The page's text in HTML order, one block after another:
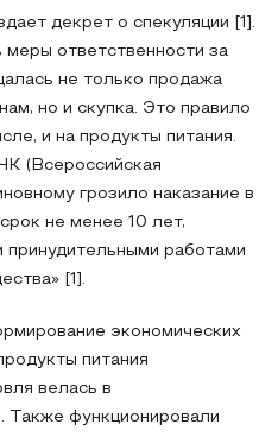
декрет о спекуляции [1].
ответственности за
не только продажа
но и скупка. Это правило
и на продукты питания.
(Всероссийская
грозило наказание в
не менее 10 лет,
принудительными работами
[1].
экономических
питания
велась в
Также функционировали